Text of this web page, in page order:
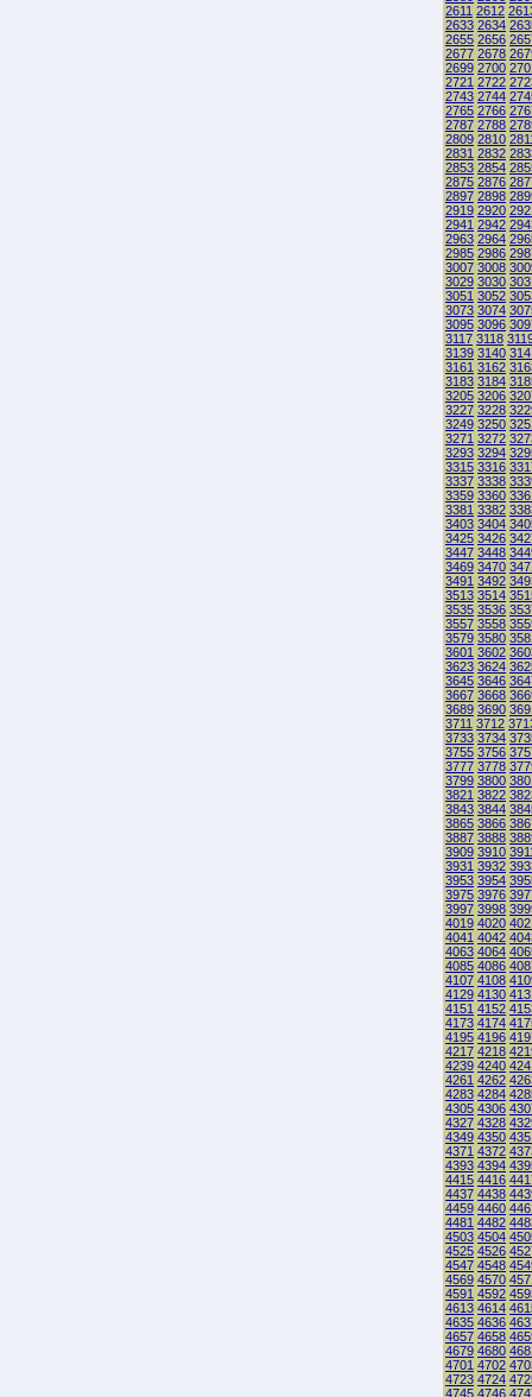
2611 2612
2633 2634
2655 2656
2677 2678
2699 2700
2721 2722
2743 2744
2765 2766
2787 2788
2809 2810
2831 2832
2853 2854
2875 2876
2897 2898
2919 2920
2941 2942
2963 2964
2985 2986
3007 3008
3029 3030
3051 3052
3073 3074
3095 3096
3117 3118
3139 3140
3161 3162
3183 3184
3205 3206
3227 3228
3249 3250
3271 3272
3293 3294
3315 3316
3337 3338
3359 3360
3381 3382
3403 3404
3425 3426
3447 3448
3469 3470
3491 3492
3513 3514
3535 3536
3557 3558
3579 3580
3601 3602
3623 3624
3645 3646
3667 3668
3689 3690
3711 3712
3733 3734
3755 3756
3777 3778
3799 3800
3821 3822
3843 3844
3865 3866
3887 3888
3909 3910
3931 3932
3953 3954
3975 3976
3997 3998
4019 4020
4041 4042
4063 4064
4085 4086
4107 4108
4129 4130
4151 4152
4173 4174
4195 4196
4217 4218
4239 4240
4261 4262
4283 4284
4305 4306
4327 4328
4349 4350
4371 4372
4393 4394
4415 4416
4437 4438
4459 4460
4481 4482
4503 4504
4525 4526
4547 4548
4569 4570
4591 4592
4613 4614
4635 4636
4657 4658
4679 4680
4701 4702
4723 4724
4745 4746